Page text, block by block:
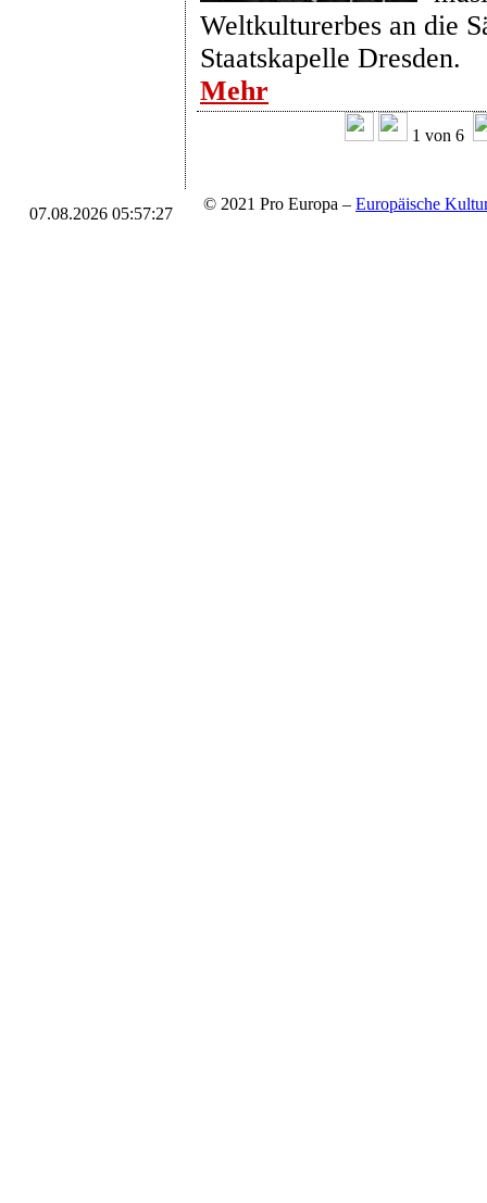
Weltkulturerbes an die
Staatskapelle Dresden.
Mehr
1 von 6
07.08.2026 05:57:27
© 2021 Pro Europa – Europäische